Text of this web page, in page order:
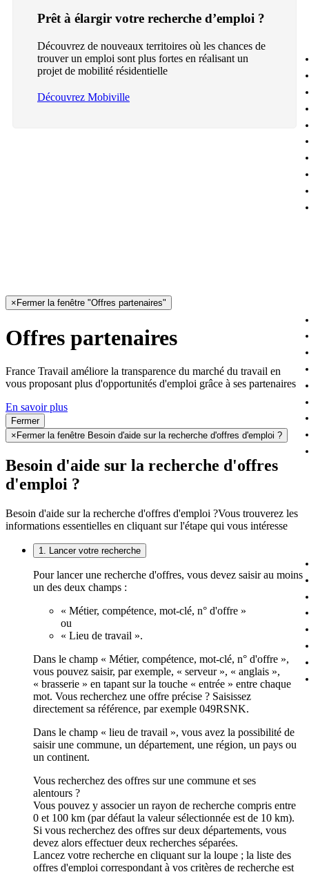
Prêt à élargir votre recherche d’emploi ?
Découvrez de nouveaux territoires où les chances de
trouver un emploi sont plus fortes en réalisant un
projet de mobilité résidentielle
Découvrez Mobiville
× Fermer la fenêtre "Offres partenaires"
Offres partenaires
France Travail améliore la transparence du marché du travail en
vous proposant plus d'opportunités d'emploi grâce à ses partenaires
En savoir plus
Fermer
× Fermer la fenêtre Besoin d'aide sur la recherche d'offres d'emploi ?
Besoin d'aide sur la recherche d'offres
d'emploi ?
Besoin d'aide sur la recherche d'offres d'emploi ?Vous trouverez les
informations essentielles en cliquant sur l'étape qui vous intéresse
1. Lancer votre recherche
Pour lancer une recherche d'offres, vous devez saisir au moins
un des deux champs :
« Métier, compétence, mot-clé, n° d'offre »
ou
« Lieu de travail ».
Dans le champ « Métier, compétence, mot-clé, n° d'offre »,
vous pouvez saisir, par exemple, « serveur », « anglais »,
« brasserie » en tapant sur la touche « entrée » entre chaque
mot. Vous recherchez une offre précise ? Saisissez
directement sa référence, par exemple 049RSNK.
Dans le champ « lieu de travail », vous avez la possibilité de
saisir une commune, un département, une région, un pays ou
un continent.
Vous recherchez des offres sur une commune et ses
alentours ?
Vous pouvez y associer un rayon de recherche compris entre
0 et 100 km (par défaut la valeur sélectionnée est de 10 km).
Si vous recherchez des offres sur deux départements, vous
devez alors effectuer deux recherches séparées.
Lancez votre recherche en cliquant sur la loupe ; la liste des
offres d'emploi correspondant à vos critères de recherche est